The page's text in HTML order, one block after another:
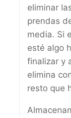
eliminar
prendas
media. Si
esté algo
finalizar y
elimina
resto que